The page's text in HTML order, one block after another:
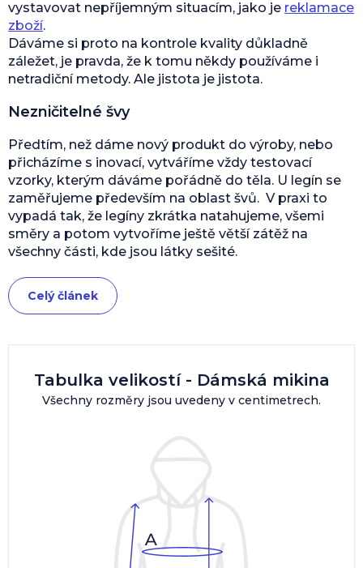
Tabulka velikostí - Dámská mikina
Všechny rozměry jsou uvedeny v centimetrech.
vystavovat nepříjemným situacím, jako je reklamace
zboží.
Dáváme si proto na kontrole kvality důkladně
záležet, je pravda, že k tomu někdy používáme i
netradiční metody. Ale jistota je jistota.
Nezničitelné švy
Předtím, než dáme nový produkt do výroby, nebo
přicházíme s inovací, vytváříme vždy testovací
vzorky, kterým dáváme pořádně do těla. U legín se
zaměřujeme především na oblast švů. V praxi to
vypadá tak, že legíny zkrátka natahujeme, všemi
směry a potom vytvoříme ještě větší zátěž na
všechny části, kde jsou látky sešité.
Celý článek